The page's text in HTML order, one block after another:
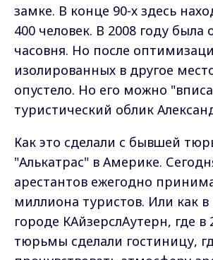
замке. В конце 90-х здесь
400 человек. В 2008 году была
часовня. Но после
изолированных в другое
опустело. Но его можно
туристический облик
Как это сделали с бывшей
"Алькатрас" в Америке.
арестантов ежегодно
миллиона туристов. Или как
городе КАйзерслАутерн, где в
тюрьмы сделали гостиницу,